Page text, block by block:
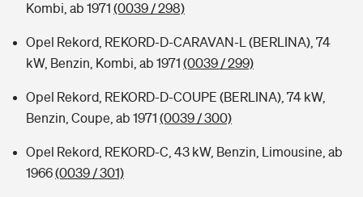
Kombi, ab 1971 (0039 / 298)
Opel Rekord, REKORD-D-CARAVAN-L (BERLINA), 74
kW, Benzin, Kombi, ab 1971 (0039 / 299)
Opel Rekord, REKORD-D-COUPE (BERLINA), 74 kW,
Benzin, Coupe, ab 1971 (0039 / 300)
Opel Rekord, REKORD-C, 43 kW, Benzin, Limousine, ab
1966(0039 / 301)